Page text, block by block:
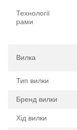
Технології
рами
Вилка
Тип вилки
Бренд вилки
Хід вилки